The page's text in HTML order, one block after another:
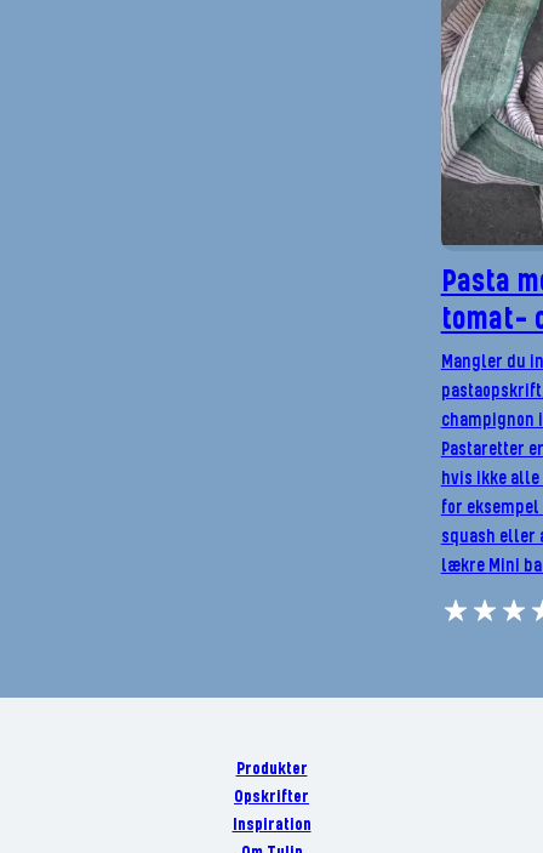
Pasta
tomat-
Mangler du
champignon
Pastaretter
hvis ikke
for
squash eller
lækre Mini
Produkter
Opskrifter
Inspiration